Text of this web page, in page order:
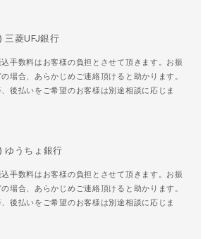
三菱UFJ銀行
手数料はお客様の負担とさせて頂きます。お振
場合、あらかじめご連絡頂けると助かります。
後払いをご希望のお客様は別途相談に応じま
ゆうちょ銀行
手数料はお客様の負担とさせて頂きます。お振
場合、あらかじめご連絡頂けると助かります。
後払いをご希望のお客様は別途相談に応じま